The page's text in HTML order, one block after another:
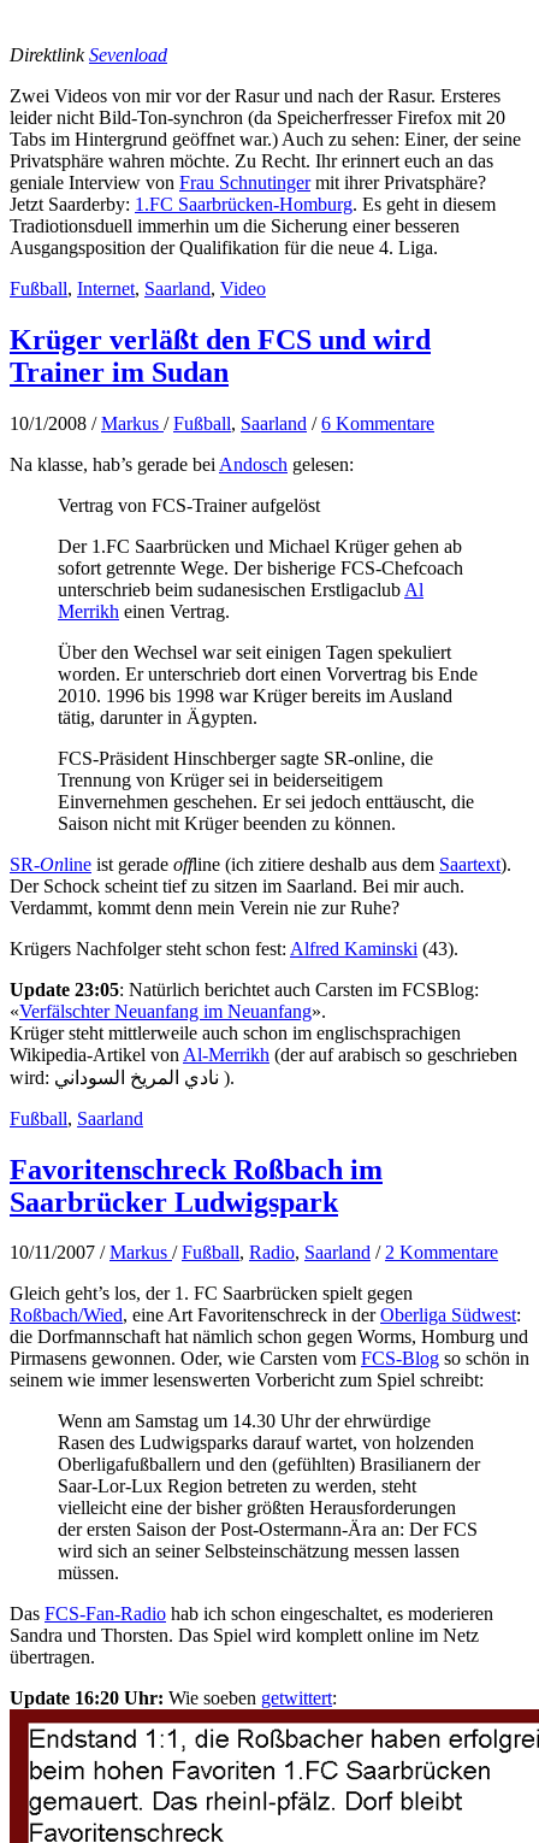
DirektlinkSevenload
Zwei Videos von mir vor der Rasur und nach der Rasur. Ersteres
leider nicht Bild-Ton-synchron (da Speicherfresser Firefox mit 20
Tabs im Hintergrund geöffnet war.) Auch zu sehen: Einer, der seine
Privatsphäre wahren möchte. Zu Recht. Ihr erinnert euch an das
geniale Interview von Frau Schnutingermit ihrer Privatsphäre?
Jetzt Saarderby: 1.FC Saarbrücken-Homburg. Es geht in diesem
Tradiotionsduell immerhin um die Sicherung einer besseren
Ausgangsposition der Qualifikation für die neue 4. Liga.
Fußball, Internet, Saarland, Video
Krüger verläßt den FCS und wird
Trainer im Sudan
10/1/2008 /Markus /Fußball, Saarland /6 Kommentare
Na klasse, hab’s gerade bei Andosch gelesen:
Vertrag von FCS-Trainer aufgelöst
Der 1.FC Saarbrücken und Michael Krüger gehen ab
sofort getrennte Wege. Der bisherige FCS-Chefcoach
unterschrieb beim sudanesischen Erstligaclub Al
Merrikh einen Vertrag.
Über den Wechsel war seit einigen Tagen spekuliert
worden. Er unterschrieb dort einen Vorvertrag bis Ende
2010. 1996 bis 1998 war Krüger bereits im Ausland
tätig, darunter in Ägypten.
FCS-Präsident Hinschberger sagte SR-online, die
Trennung von Krüger sei in beiderseitigem
Einvernehmen geschehen. Er sei jedoch enttäuscht, die
Saison nicht mit Krüger beenden zu können.
SR-Online ist gerade offline (ich zitiere deshalb aus dem Saartext).
Der Schock scheint tief zu sitzen im Saarland. Bei mir auch.
Verdammt, kommt denn mein Verein nie zur Ruhe?
Krügers Nachfolger steht schon fest: Alfred Kaminski (43).
Update 23:05: Natürlich berichtet auch Carsten im FCSBlog:
«Verfälschter Neuanfang im Neuanfang».
Krüger steht mittlerweile auch schon im englischsprachigen
Wikipedia-Artikel von Al-Merrikh (der auf arabisch so geschrieben
wird: نادي المريخ السوداني ).
Fußball, Saarland
Favoritenschreck Roßbach im
Saarbrücker Ludwigspark
10/11/2007 /Markus /Fußball, Radio, Saarland /2 Kommentare
Gleich geht’s los, der 1. FC Saarbrücken spielt gegen
Roßbach/Wied, eine Art Favoritenschreck in derOberliga Südwest:
die Dorfmannschaft hat nämlich schon gegen Worms, Homburg und
Pirmasens gewonnen. Oder, wie Carsten vom FCS-Blog so schön in
seinem wie immer lesenswerten Vorbericht zum Spiel schreibt:
Wenn am Samstag um 14.30 Uhr der ehrwürdige
Rasen des Ludwigsparks darauf wartet, von holzenden
Oberligafußballern und den (gefühlten) Brasilianern der
Saar-Lor-Lux Region betreten zu werden, steht
vielleicht eine der bisher größten Herausforderungen
der ersten Saison der Post-Ostermann-Ära an: Der FCS
wird sich an seiner Selbsteinschätzung messen lassen
müssen.
Das FCS-Fan-Radio hab ich schon eingeschaltet, es moderieren
Sandra und Thorsten. Das Spiel wird komplett online im Netz
übertragen.
Update 16:20 Uhr: Wie soeben getwittert: